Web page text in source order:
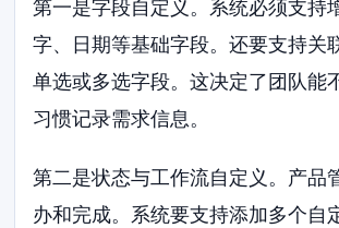
第一是字段自定义。系统必须支持
字、日期等基础字段。还要支持关
单选或多选字段。这决定了团队能
习惯记录需求信息。
第二是状态与工作流自定义。产品
办和完成。系统要支持添加多个自